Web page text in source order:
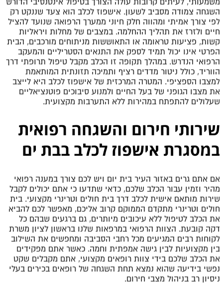
משמעותי, לעיתים קרובות עולה הצורך בטיפול אינטנסיבי הדורש
השגחה צמודה מסביב לשעון. אישפוז לכלב הוא צעד שננקט רק
לפי צורך אמיתי ומהווה חלק חיוני ממערך הרפואה שנועד להציל
חיים ולזרז את תהליך ההחלמה. במצבים של מחלות ויראליות
קשות, פציעות טראומה או התאוששות מניתוחים מורכבים, הבית
הפרטי אינו יכול תמיד לספק את התנאים הסטריליים והמעקב
הרפואי הנדרש. במהלך תקופה זו הכלב מקבל טיפול תרופתי דרך
הווריד, כולל ניטור מדדים רציף ותמיכה תזונתית המותאמת
למצבו הספציפי. המטרה המרכזית של אישפוז לכלב היא לייצב
את מצבו הגופני של בעל החיים ולמנוע סיבוכים פוטנציאליים
שעלולים להתפתח במהירות ללא התערבות מקצועית.
שירותי חירום והשגחה רפואית
במסגרת אישפוז לכלב בבת ים
אם אתם גרים באזור העיר בית יום ויש לכם צורך במענה רפואי
מהיר וזמין עבור הכלב שלכם, כדאי שתדעו כי אתם יכולים לקבל
שירות מותאם אישית לכלב דרך בית חולים וטרינרי מקצועי. בית
חולים וטרינרי מתקדם הממוקם קרוב אליכם, מאפשר לכם להביא
את הכלב לטיפול ללא עיכובים מיותרים, גם ברגעים שבהם כל
דקה קובעת. הצוות הרפואי במרפאות שלנו בראשון לציון משרת
לקוחות רבים המגיעים מכל רחבי הסביבה ומחפשים את השילוב
בין מקצועיות לבין גישה אמפתית וחמה. כאשר אתם מפקידים
את הכלב שלכם בידי צוות רופאים מקצועי, אתם מקבלים שקט
נפשי בידיעה שהוא נמצא תחת השגחה של רופאים בכירים בעלי
ניסיון רב בניהול מצבי חירום.